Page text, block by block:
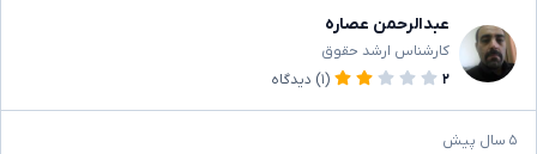
عبدالرحمن عصاره
کارشناس ارشد حقوق
۲
(۱) دیدگاه
۵ سال پیش